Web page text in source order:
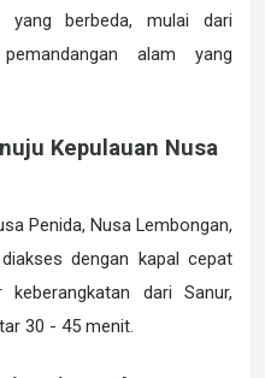
yang berbeda, mulai dari
alam yang
Kepulauan Nusa
Penida, Nusa Lembongan,
dengan kapal cepat
dari Sanur,
30 - 45 menit.